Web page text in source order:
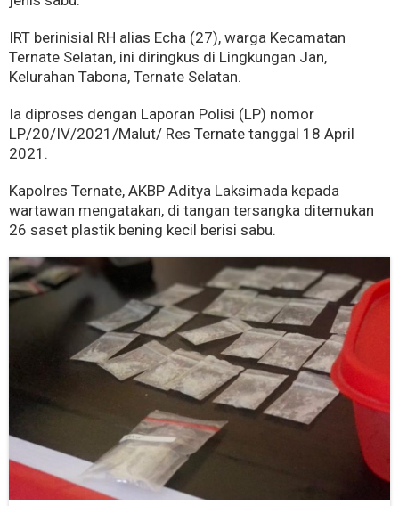
IRT berinisial RH alias Echa (27), warga Kecamatan
Ternate Selatan, ini diringkus di Lingkungan Jan,
Kelurahan Tabona, Ternate Selatan.
Ia diproses dengan Laporan Polisi (LP) nomor
LP/20/IV/2021/Malut/ Res Ternate tanggal 18 April
2021.
Kapolres Ternate, AKBP Aditya Laksimada kepada
wartawan mengatakan, di tangan tersangka ditemukan
26 saset plastik bening kecil berisi sabu.